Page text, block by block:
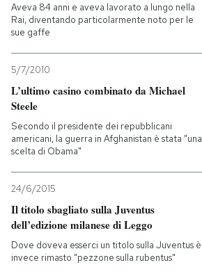
Aveva 84 anni e aveva lavorato a lungo nella
Rai, diventando particolarmente noto per le
sue gaffe
5/7/2010
L’ultimo casino combinato da Michael
Steele
Secondo il presidente dei repubblicani
americani, la guerra in Afghanistan è stata "una
scelta di Obama"
24/6/2015
Il titolo sbagliato sulla Juventus
dell’edizione milanese di Leggo
Dove doveva esserci un titolo sulla Juventus è
invece rimasto "pezzone sulla rubentus"